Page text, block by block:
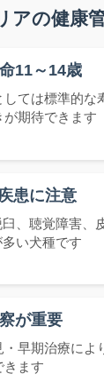
アの健康
11～14歳
しては標準的な
が期待できます
患に注意
、聴覚障害、
い犬種です
が重要
・早期治療によ
きます